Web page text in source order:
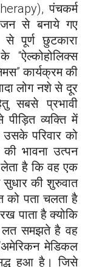
पंचकर्म
से बनाये गए
पूर्ण छुटकारा
“ऐल्कोहोलिक्स
कार्यक्रम की
लोग नशे से दूर
सबसे प्रभावी
व्यक्ति में
परिवार को
की भावना उत्पन
है कि वह एक
सुधार की शुरुवात
को पता चलता है
पाता है क्योकि
लत समझते है वह
मेडिकल
हुआ है। जिसे